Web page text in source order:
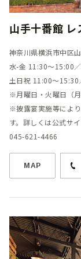
山手十番館 レ
神奈川県横浜市中区
水-金 11:30～15:00
土日祝 11:00～
※月曜日・火曜日（
※披露宴実施等によ
す。詳しくは公式サ
045-621-4466
MAP